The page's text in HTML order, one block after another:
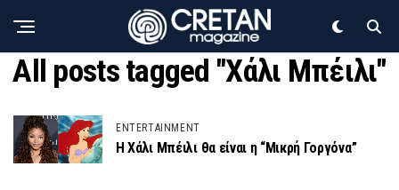
All posts tagged "Χάλι Μπέιλι"
ENTERTAINMENT
Η Χάλι Μπέιλι θα είναι η “Μικρή Γοργόνα”